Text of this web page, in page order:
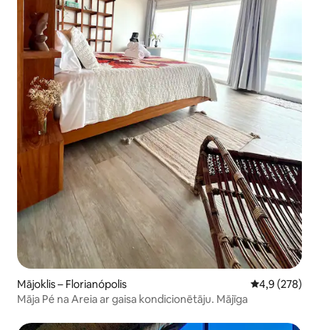
Mājoklis – Florianópolis Vidējais
4,9 (278)
Māja Pé na Areia ar gaisa kondicionētāju. Mājīga